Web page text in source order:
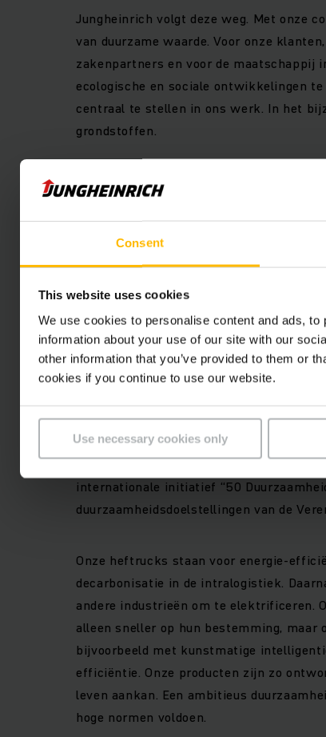
Consent
This website uses cookies
We use cookies to personalise content and ads,
information about your use of our site with our
other information that you’ve provided to them or
cookies if you continue to use our website.
Use necessary cookies only
Jungheinrich volgt deze weg. Met onze
van duurzame waarde. Voor onze
zakenpartners en voor de maatschappij
ecologische en sociale ontwikkelingen
centraal te stellen in ons werk. In het
grondstoffen.
Drie overtuigingen
Duurzaam handelen en
Ons dienstenaanbod voldoet
sociale normen.
Verantwoordelijkheid en
Het naleven van onze overtuigingen is
internationale initiatief “50
duurzaamheidsdoelstellingen van de
Onze heftrucks staan voor energie-
decarbonisatie in de intralogistiek.
andere industrieën om te elektrificeren.
alleen sneller op hun bestemming,
bijvoorbeeld met kunstmatige
efficiëntie. Onze producten zijn zo
leven aankan. Een ambitieus
hoge normen voldoen.